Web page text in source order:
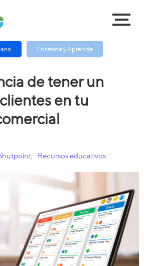
Enterate y Aprende
de tener un
en tu
Recursos educativos